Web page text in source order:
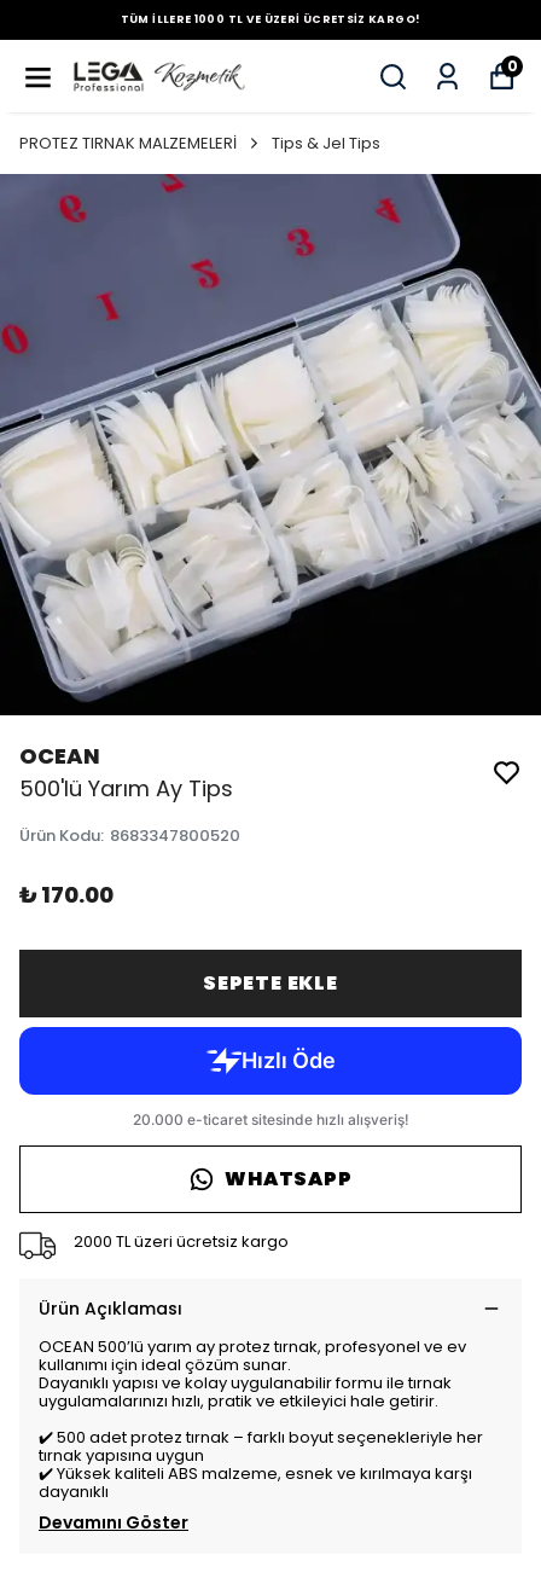
TÜM İLLERE 1000 TL VE ÜZERİ ÜCRETSİZ KARGO!
0
PROTEZ TIRNAK MALZEMELERİ Tips & Jel Tips
OCEAN
500'lü Yarım Ay Tips
Ürün Kodu: 8683347800520
₺ 170.00
SEPETE EKLE
WHATSAPP
2000 TL üzeri ücretsiz kargo
Ürün Açıklaması
OCEAN 500’lü yarım ay protez tırnak, profesyonel ve ev
kullanımı için ideal çözüm sunar.
Dayanıklı yapısı ve kolay uygulanabilir formu ile tırnak
uygulamalarınızı hızlı, pratik ve etkileyici hale getirir.
✔️ 500 adet protez tırnak – farklı boyut seçenekleriyle her
tırnak yapısına uygun
✔️ Yüksek kaliteli ABS malzeme, esnek ve kırılmaya karşı
dayanıklı
Devamını Göster